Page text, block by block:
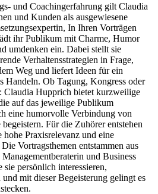
und Coachingerfahrung gilt Claudia
und Kunden als ausgewiesene
In Ihren Vorträgen
ihr Publikum mit Charme, Humor
umdenken ein. Dabei stellt sie
Verhaltensstrategien in Frage,
Weg und liefert Ideen für ein
Handeln. Ob Tagung, Kongress oder
Claudia Hupprich bietet kurzweilige
auf das jeweilige Publikum
eine humorvolle Verbindung von
Für die Zuhörer entstehen
hohe Praxisrelevanz und eine
Vortragsthemen entstammen aus
und Business
persönlich interessieren,
mit dieser Begeisterung gelingt es